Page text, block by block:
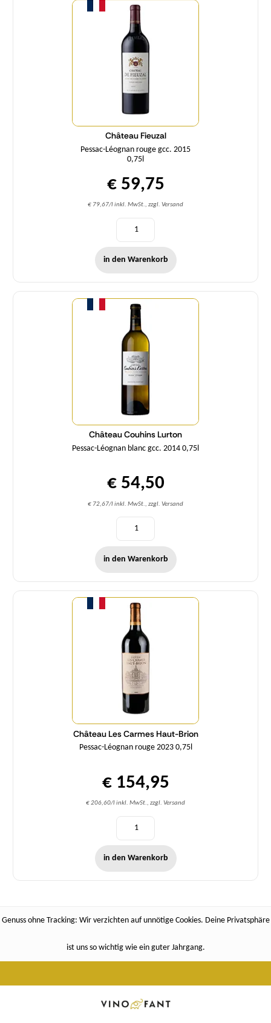
Château Fieuzal
Pessac-Léognan rouge gcc. 2015
0,75l
€ 59,75
€ 79,67/l inkl. MwSt., zzgl. Versand
in den Warenkorb
Château Couhins Lurton
Pessac-Léognan blanc gcc. 2014 0,75l
€ 54,50
€ 72,67/l inkl. MwSt., zzgl. Versand
Menge
in den Warenkorb
Château Les Carmes Haut-Brion
Pessac-Léognan rouge 2023 0,75l
€ 154,95
€ 206,60/l inkl. MwSt., zzgl. Versand
Menge
in den Warenkorb
Genuss ohne Tracking: Wir verzichten auf unnötige Cookies. Deine Privatsphäre
ist uns so wichtig wie ein guter Jahrgang.